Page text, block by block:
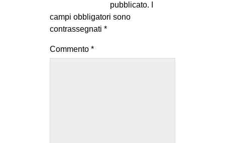
pubblicato.
campi obbligatori sono
contrassegnati *
Commento *